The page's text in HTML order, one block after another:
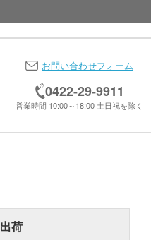
お問い合わせフォーム
0422-29-9911
営業時間 10:00～18:00 土日祝を除く
出荷